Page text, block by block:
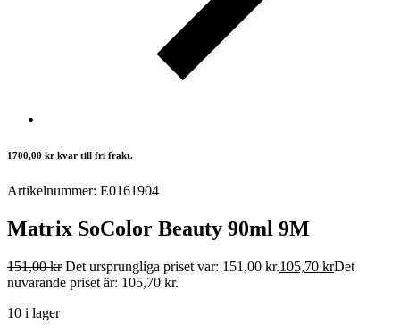
1700,00 kr kvar till fri frakt.
Artikelnummer: E0161904
Matrix SoColor Beauty 90ml 9M
151,00kr Det ursprungliga priset var: 151,00 kr.105,70 krDet
nuvarande priset är: 105,70 kr.
10 i lager